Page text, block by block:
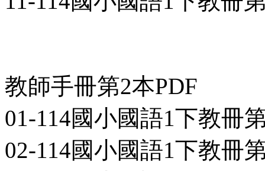
教師手冊第2本PDF
01-114國小國語1下教冊
02-114國小國語1下教冊